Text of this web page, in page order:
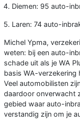
Diemen: 95 auto-
Laren: 74 auto-
Michel Ypma,
weten: bij een auto-
schade uit als je WA
basis WA-verzekering
Veel automobilisten
daardoor onverwacht
gebied waar auto-
verstandig zijn om je